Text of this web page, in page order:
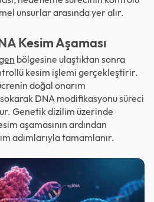
unsurlar arasında yer alır.
Kesim Aşaması
bölgesine ulaştıktan sonra
kesim işlemi gerçekleştirir.
doğal onarım
DNA modifikasyonu süreci
Genetik dizilim üzerinde
aşamasının ardından
adımlarıyla tamamlanır.